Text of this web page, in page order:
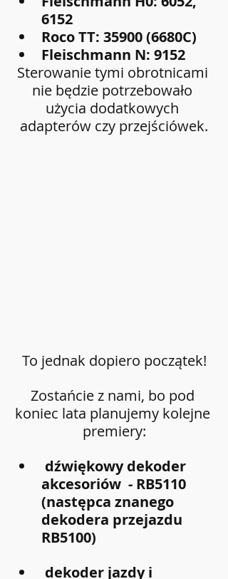
6152
Roco TT: 35900 (6680C)
Fleischmann N: 9152
Sterowanie tymi obrotnicami
nie będzie potrzebowało
użycia dodatkowych
adapterów czy przejściówek.
To jednak dopiero początek!
Zostańcie z nami, bo pod
koniec lata planujemy kolejne
premiery:
akcesoriów  - RB5110
(następca znanego
dekodera przejazdu
RB5100)